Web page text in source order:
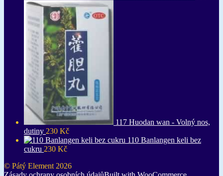
117 Huodan wan - Volný nos,
dutiny 230 Kč
110 Banlangen keli bez
cukru 230 Kč
© Pátý Element 2026